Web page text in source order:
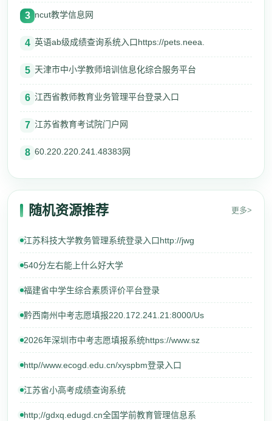
3 ncut教学信息网
4 英语ab级成绩查询系统入口https://pets.neea.
5 天津市中小学教师培训信息化综合服务平台
6 江西省教师教育业务管理平台登录入口
7 江苏省教育考试院门户网
8 60.220.220.241.48383网
随机资源推荐 更多>
江苏科技大学教务管理系统登录入口http://jwg
540分左右能上什么好大学
福建省中学生综合素质评价平台登录
黔西南州中考志愿填报220.172.241.21:8000/Us
2026年深圳市中考志愿填报系统https://www.sz
http//www.ecogd.edu.cn/xyspbm登录入口
江苏省小高考成绩查询系统
http;//gdxq.edugd.cn全国学前教育管理信息系